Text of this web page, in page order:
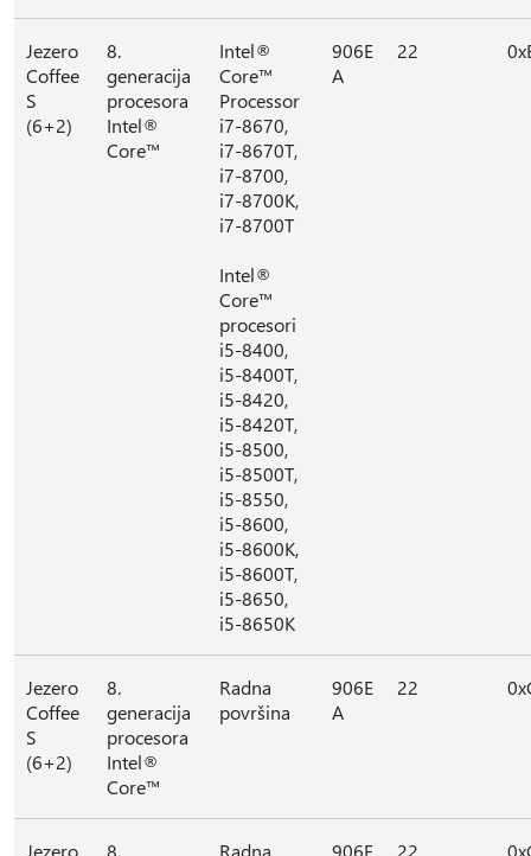
Jezero
Coffee
S
(6+2)
8.
generacija
procesora
Intel®
Core™
Intel®
Core™
Processor
i7-8670,
i7-8670T,
i7-8700,
i7-8700K,
i7-8700T
Intel®
Core™
procesori
i5-8400,
i5-8400T,
i5-8420,
i5-8420T,
i5-8500,
i5-8500T,
i5-8550,
i5-8600,
i5-8600K,
i5-8600T,
i5-8650,
i5-8650K
906E
A
22
Jezero
Coffee
S
(6+2)
8.
generacija
procesora
Intel®
Core™
Radna
površina
906E
A
22
Jezero
8.
Radna
906E
22